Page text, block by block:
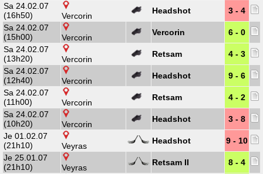
Sa 24.02.07
(16h50)
Vercorin
Headshot
3 - 4
Sa 24.02.07
(15h00)
Vercorin
Vercorin
6 - 0
Sa 24.02.07
(13h20)
Vercorin
Retsam
4 - 3
Sa 24.02.07
(12h40)
Vercorin
Headshot
9 - 6
Sa 24.02.07
(11h00)
Vercorin
Retsam
4 - 2
Sa 24.02.07
(10h20)
Vercorin
Headshot
3 - 8
Je 01.02.07
(21h10)
Veyras
Headshot
9 - 10
Je 25.01.07
(21h10)
Veyras
Retsam II
8 - 4